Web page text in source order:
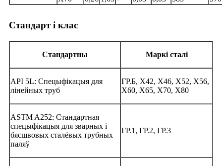
Стандарт і клас
Стандартны Маркі сталі
API 5L: Спецыфікацыя для
лінейных труб
ГР.Б, X42, X46, X52, X56,
X60, X65, X70, X80
ASTM A252: Стандартная
спецыфікацыя для зварных і
бясшвовых сталёвых трубных
паляў
ГР.1, ГР.2, ГР.3